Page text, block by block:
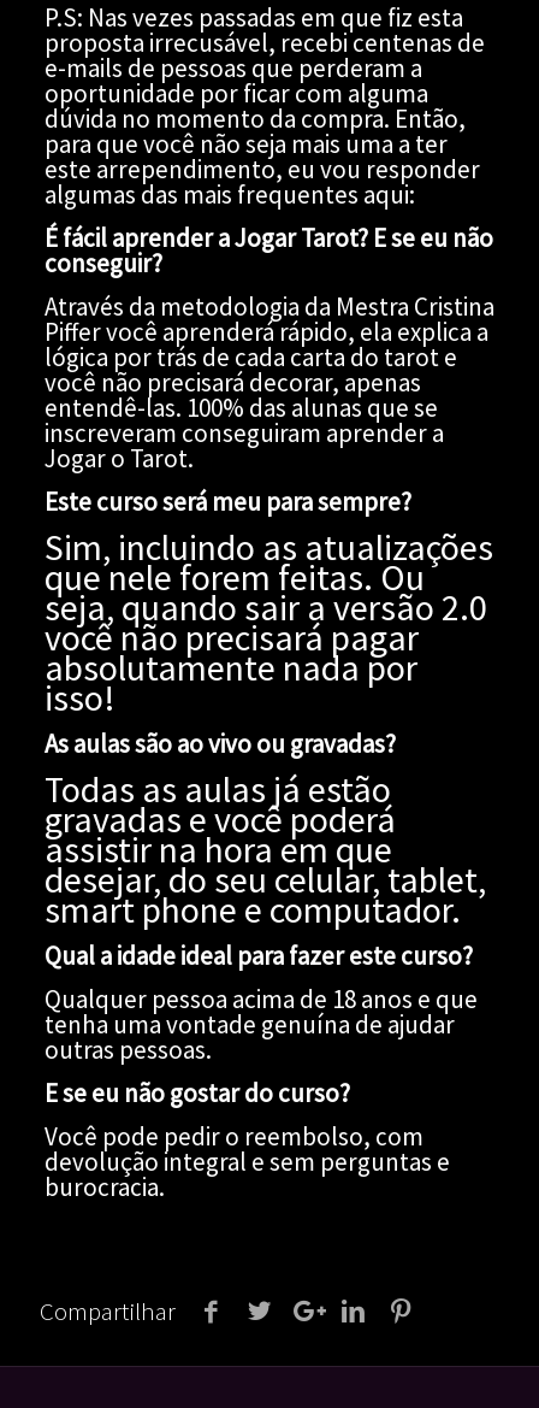
P.S: Nas vezes passadas em que fiz esta
proposta irrecusável, recebi centenas de
e-mails de pessoas que perderam a
oportunidade por ficar com alguma
dúvida no momento da compra. Então,
para que você não seja mais uma a ter
este arrependimento, eu vou responder
algumas das mais frequentes aqui:
É fácil aprender a Jogar Tarot? E se eu não
conseguir?
Através da metodologia da Mestra Cristina
Piffer você aprenderá rápido, ela explica a
lógica por trás de cada carta do tarot e
você não precisará decorar, apenas
entendê-las. 100% das alunas que se
inscreveram conseguiram aprender a
Jogar o Tarot.
Este curso será meu para sempre?
Sim, incluindo as atualizações
que nele forem feitas. Ou
seja, quando sair a versão 2.0
você não precisará pagar
absolutamente nada por
isso!
As aulas são ao vivo ou gravadas?
Todas as aulas já estão
gravadas e você poderá
assistir na hora em que
desejar, do seu celular, tablet,
smart phone e computador.
Qual a idade ideal para fazer este curso?
Qualquer pessoa acima de 18 anos e que
tenha uma vontade genuína de ajudar
outras pessoas.
E se eu não gostar do curso?
Você pode pedir o reembolso, com
devolução integral e sem perguntas e
burocracia.
Compartilhar